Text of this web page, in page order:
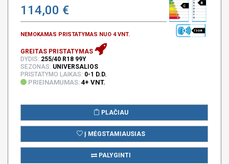
114,00 €
NEMOKAMAS PRISTATYMAS NUO 4 VNT.
C
B
73 DB
GREITAS PRISTATYMAS
DYDIS: 255/40 R18 99Y
SEZONAS: UNIVERSALIOS
PRISTATYMO LAIKAS: 0-1 D.D.
PRIEINAMUMAS: 4+ VNT.
PLAČIAU
Į MĖGSTAMIAUSIAS
PALYGINTI